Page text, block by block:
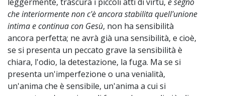
che interiormente non c'è ancora stabilita quell'unione
intima e continua con Gesù, non ha sensibilità
ancora perfetta; ne avrà già una sensibilità, e cioè,
se si presenta un peccato grave la sensibilità è
chiara, l'odio, la detestazione, la fuga. Ma se si
presenta un'imperfezione o una venialità,
un'anima che è sensibile, un'anima a cui si